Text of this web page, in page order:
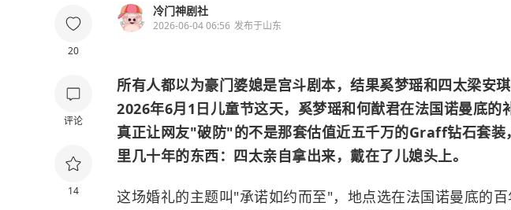
20
评论
14
冷门神剧社
2026-06-04 06:56 发布于山东
所有人都以为豪门婆媳是宫斗剧本，结果奚梦瑶和四太梁
2026年6月1日儿童节这天，奚梦瑶和何猷君在法国诺曼底的
真正让网友"破防"的不是那套估值近五千万的Graff钻石套装
里几十年的东西：四太亲自拿出来，戴在了儿媳头上。
这场婚礼的主题叫"承诺如约而至"，地点选在法国诺曼底的